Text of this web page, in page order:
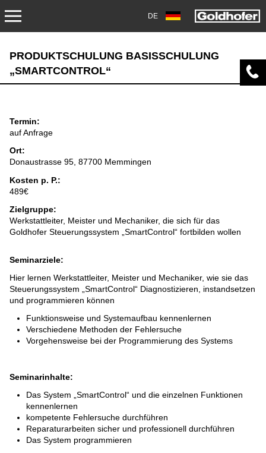
DE
TRANSPORT
OVERHAUL/REPARATUR
DOWNLOADS
AIRPORT
AKADEMIE
DIENSTLEISTUNGEN
SPEZIALWERKZEUGE
PRODUKTSCHULUNG BASISSCHULUNG
„SMARTCONTROL“
Termin:
auf Anfrage
Ort:
Donaustrasse 95, 87700 Memmingen
Kosten p. P.:
489€
Zielgruppe:
Werkstattleiter, Meister und Mechaniker, die sich für das
Goldhofer Steuerungssystem „SmartControl“ fortbilden wollen
Seminarziele:
Hier lernen Werkstattleiter, Meister und Mechaniker, wie sie das
Steuerungssystem „SmartControl“ Diagnostizieren, instandsetzen
und programmieren können
Funktionsweise und Systemaufbau kennenlernen
Verschiedene Methoden der Fehlersuche
Vorgehensweise bei der Programmierung des Systems
Seminarinhalte:
Das System „SmartControl“ und die einzelnen Funktionen
kennenlernen
kompetente Fehlersuche durchführen
Reparaturarbeiten sicher und professionell durchführen
Das System programmieren